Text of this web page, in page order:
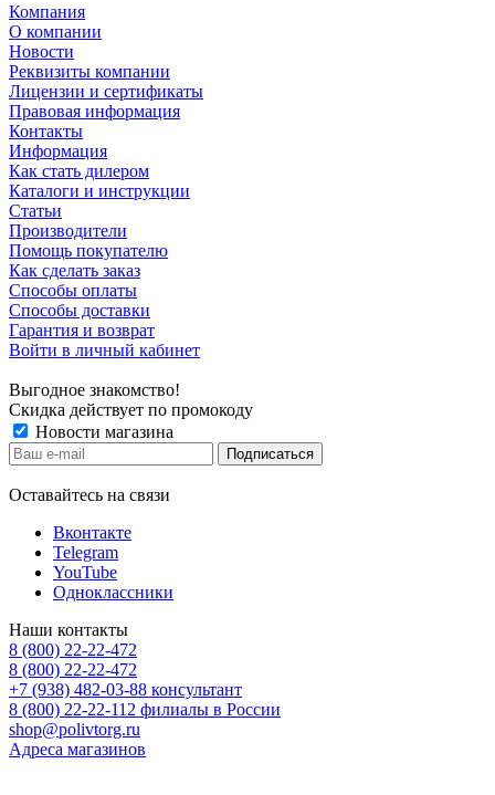
Компания
О компании
Новости
Реквизиты компании
Лицензии и сертификаты
Правовая информация
Контакты
Информация
Как стать дилером
Каталоги и инструкции
Статьи
Производители
Помощь покупателю
Как сделать заказ
Способы оплаты
Способы доставки
Гарантия и возврат
Войти в личный кабинет
Выгодное знакомство!
Скидка действует по промокоду
Новости магазина
Оставайтесь на связи
Вконтакте
Telegram
YouTube
Одноклассники
Наши контакты
8 (800) 22-22-472
8 (800) 22-22-472
+7 (938) 482-03-88 консультант
8 (800) 22-22-112 филиалы в России
shop@polivtorg.ru
Адреса магазинов